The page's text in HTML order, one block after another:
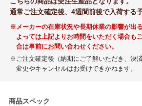
通常ご注文確定後、4週間前後で入荷する予
※メーカーの在庫状況や長期休業の影響が出
よっては上記よりお時間をいただく場合も
合は事前にお問い合わせください。
※ご注文確定後（納期にご了解いただき、決
変更やキャンセルはお受けできかねます。
商品スペック